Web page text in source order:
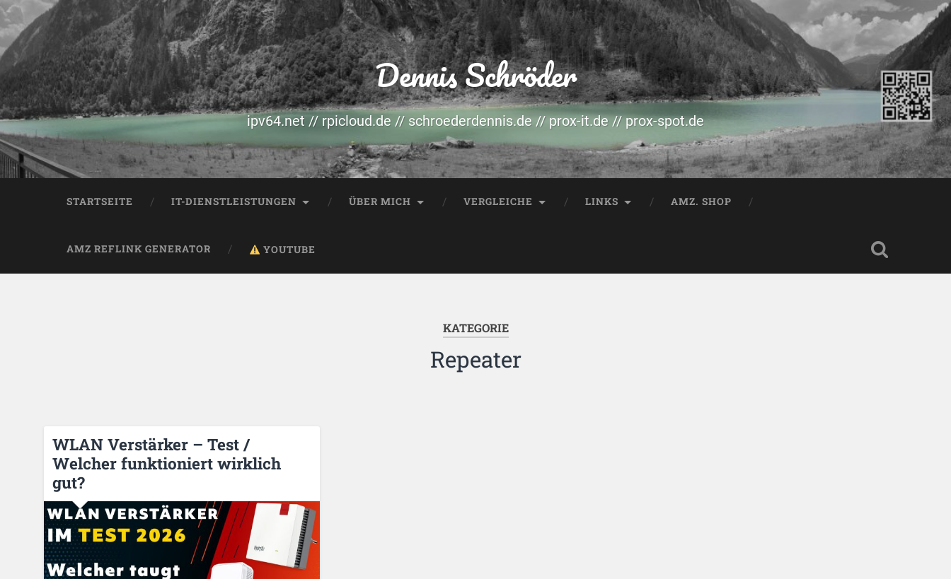
Dennis Schröder
ipv64.net // rpicloud.de // schroederdennis.de // prox-it.de // prox-spot.de
STARTSEITE IT-DIENSTLEISTUNGEN ÜBER MICH VERGLEICHE LINKS AMZ. SHOP
AMZ REFLINK GENERATOR YOUTUBE
KATEGORIE
Repeater
WLAN Verstärker – Test /
Welcher funktioniert wirklich
gut?